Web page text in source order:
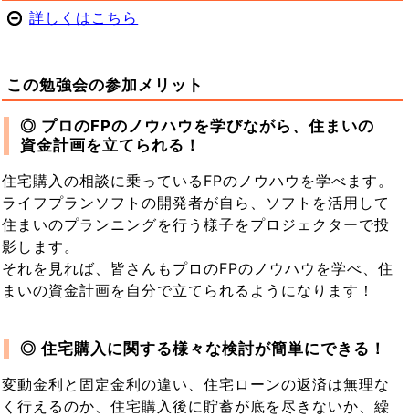
詳しくはこちら
この勉強会の参加メリット
◎ プロのFPのノウハウを学びながら、住まいの
資金計画を立てられる！
住宅購入の相談に乗っているFPのノウハウを学べます。
ライフプランソフトの開発者が自ら、ソフトを活用して
住まいのプランニングを行う様子をプロジェクターで投
影します。
それを見れば、皆さんもプロのFPのノウハウを学べ、住
まいの資金計画を自分で立てられるようになります！
◎ 住宅購入に関する様々な検討が簡単にできる！
変動金利と固定金利の違い、住宅ローンの返済は無理な
く行えるのか、住宅購入後に貯蓄が底を尽きないか、繰